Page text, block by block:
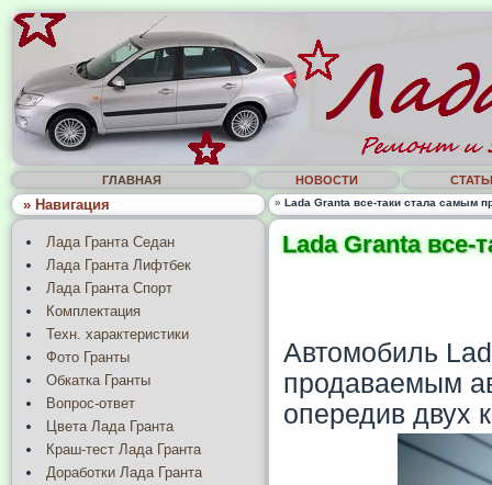
ГЛАВНАЯ НОВОСТИ
» Навигация » Lada Granta все-таки стала самым
Лада Гранта Седан
Лада Гранта Лифтбек
Лада Гранта Спорт
Комплектация
Техн. характеристики
Фото Гранты
Обкатка Гранты
Вопрос-ответ
Цвета Лада Гранта
Краш-тест Лада Гранта
Доработки Лада Гранта
Lada Granta
Автомобиль
продаваемым
опередив двух